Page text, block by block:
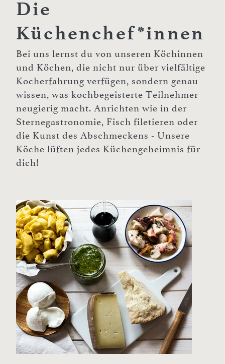
Die
Küchenchef*innen
Bei uns lernst du von unseren Köchinnen
und Köchen, die nicht nur über vielfältige
Kocherfahrung verfügen, sondern genau
wissen, was kochbegeisterte Teilnehmer
neugierig macht. Anrichten wie in der
Sternegastronomie, Fisch filetieren oder
die Kunst des Abschmeckens - Unsere
Köche lüften jedes Küchengeheimnis für
dich!